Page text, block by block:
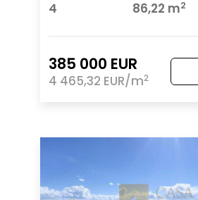
4
86,22 m2
385 000 EUR
4 465,32 EUR/m2